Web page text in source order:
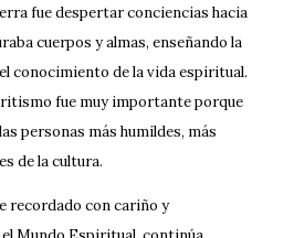
fue despertar conciencias hacia
cuerpos y almas, enseñando la
conocimiento de la vida espiritual.
fue muy importante porque
personas más humildes, más
de la cultura.
recordado con cariño y